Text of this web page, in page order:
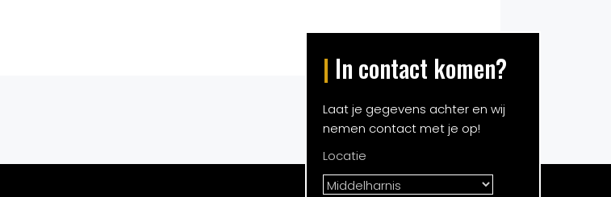
| In contact komen?
Laat je gegevens achter en wij
nemen contact met je op!
Locatie